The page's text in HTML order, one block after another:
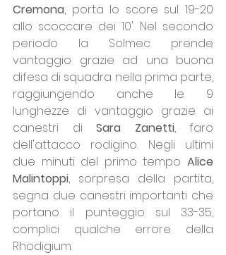
Cremona, porta lo score sul 19-20
allo scoccare dei 10'. Nel secondo
periodo la Solmec prende
vantaggio grazie ad una buona
difesa di squadra nella prima parte,
raggiungendo anche le 9
lunghezze di vantaggio grazie ai
canestri di Sara Zanetti, faro
dell'attacco rodigino. Negli ultimi
due minuti del primo tempo Alice
Malintoppi, sorpresa della partita,
segna due canestri importanti che
portano il punteggio sul 33-35,
complici qualche errore della
Rhodigium.